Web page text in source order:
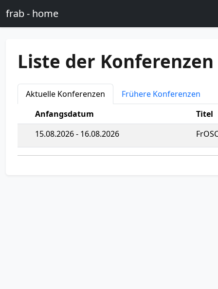
Skip to main content
frab - home
Liste der Konferenzen
Aktuelle Konferenzen
Frühere Konferenzen
Anfangsdatum
Titel
15.08.2026 - 16.08.2026